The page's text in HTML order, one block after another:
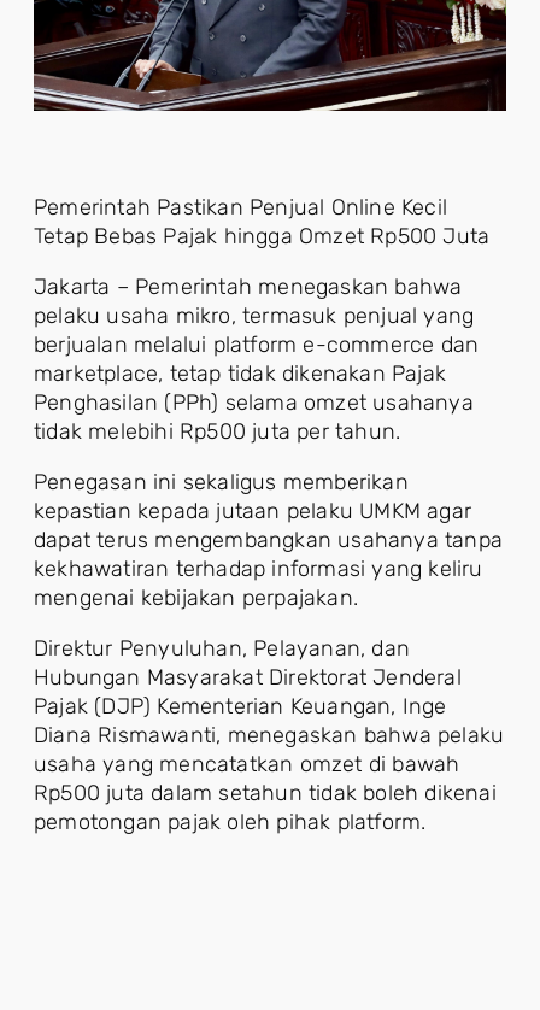
Pemerintah Pastikan Penjual Online Kecil
Tetap Bebas Pajak hingga Omzet Rp500 Juta
Jakarta – Pemerintah menegaskan bahwa
pelaku usaha mikro, termasuk penjual yang
berjualan melalui platform e-commerce dan
marketplace, tetap tidak dikenakan Pajak
Penghasilan (PPh) selama omzet usahanya
tidak melebihi Rp500 juta per tahun.
Penegasan ini sekaligus memberikan
kepastian kepada jutaan pelaku UMKM agar
dapat terus mengembangkan usahanya tanpa
kekhawatiran terhadap informasi yang keliru
mengenai kebijakan perpajakan.
Direktur Penyuluhan, Pelayanan, dan
Hubungan Masyarakat Direktorat Jenderal
Pajak (DJP) Kementerian Keuangan, Inge
Diana Rismawanti, menegaskan bahwa pelaku
usaha yang mencatatkan omzet di bawah
Rp500 juta dalam setahun tidak boleh dikenai
pemotongan pajak oleh pihak platform.